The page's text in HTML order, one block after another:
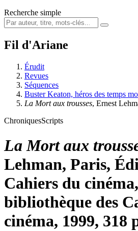
Recherche simple
Fil d'Ariane
Érudit
Revues
Séquences
Buster Keaton, héros des temps
La Mort aux trousses, Ernest
ChroniquesScripts
La Mort aux
Lehman, Paris,
Cahiers du
bibliothèque des
cinéma, 1999, 318